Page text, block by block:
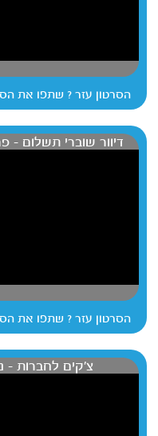
הסרטון עזר ? שתפו את
דיוור שוברי תשלום -
הסרטון עזר ? שתפו את
צ'קים לחברות -